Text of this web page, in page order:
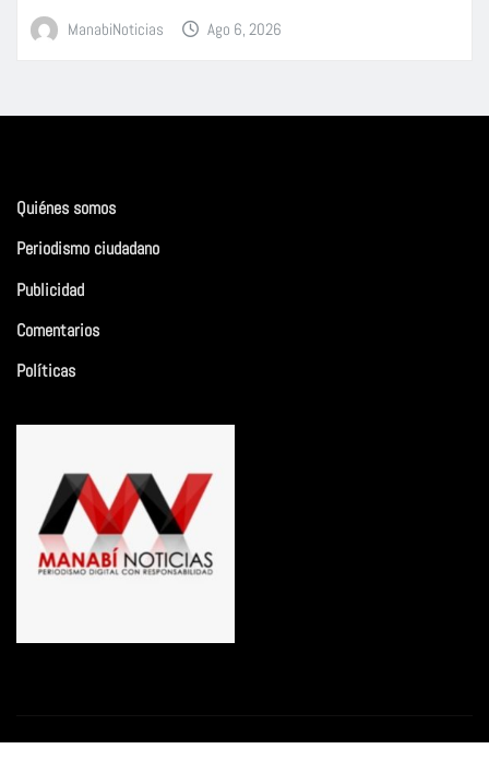
ManabiNoticias Ago 6, 2026
Quiénes somos
Periodismo ciudadano
Publicidad
Comentarios
Políticas